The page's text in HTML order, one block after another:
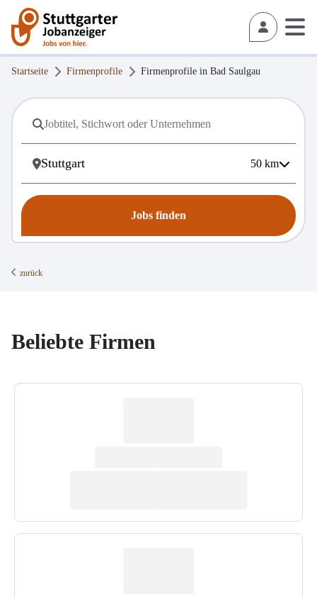
Startseite Firmenprofile Firmenprofile in Bad Saulgau
50 km
Jobs finden
zurück
Beliebte Firmen